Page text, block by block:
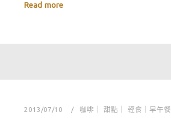
Read more
2013/07/10 咖啡｜ 甜點｜ 輕食｜早午餐